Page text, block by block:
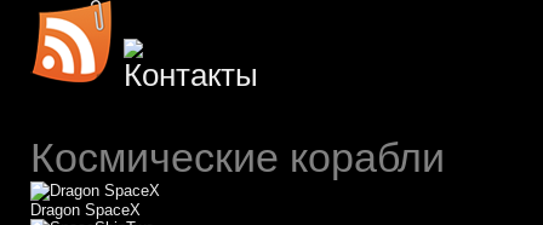
Космические корабли
Dragon SpaceX